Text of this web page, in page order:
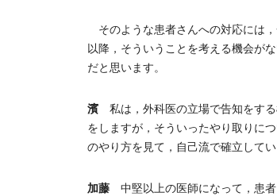
そのような患者さんへの対応には
以降，そういうことを考える機会が
だと思います。
濱 私は，外科医の立場で告知をす
をしますが，そういったやり取りに
のやり方を見て，自己流で確立して
加藤 中堅以上の医師になって，患